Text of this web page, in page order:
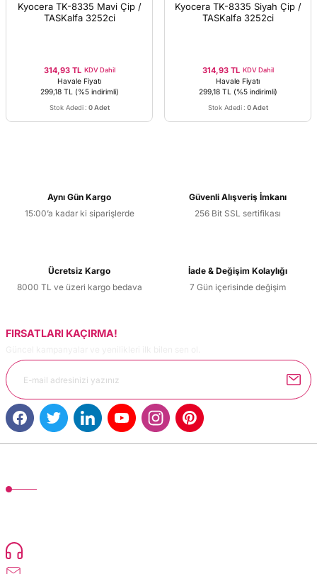
Kyocera TK-8335 Mavi Çip /
TASKalfa 3252ci
314,93 TL KDV Dahil
Havale Fiyatı
299,18 TL
(%5 indirimli)
Stok Adedi : 0 Adet
Kyocera TK-8335 Siyah Çip /
TASKalfa 3252ci
314,93 TL KDV Dahil
Havale Fiyatı
299,18 TL
(%5 indirimli)
Stok Adedi : 0 Adet
Aynı Gün Kargo
15:00’a kadar ki siparişlerde
Güvenli Alışveriş İmkanı
256 Bit SSL sertifikası
Ücretsiz Kargo
8000 TL ve üzeri kargo bedava
İade & Değişim Kolaylığı
7 Gün içerisinde değişim
FIRSATLARI KAÇIRMA!